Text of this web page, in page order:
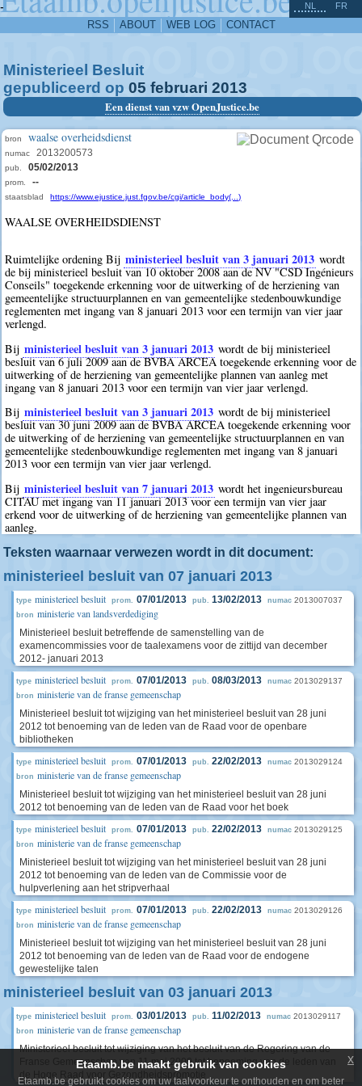
-
RSS ABOUT WEB LOG CONTACT
NL FR
Ministerieel Besluit
gepubliceerd op 05 februari 2013
Een dienst van vzw OpenJustice.be
bron waalse overheidsdienst
numac 2013200573
pub. 05/02/2013
prom. --
staatsblad https://www.ejustice.just.fgov.be/cgi/article_body(...)
WAALSE OVERHEIDSDIENST
Ruimtelijke ordening Bij ministerieel besluit van 3 januari 2013 wordt
de bij ministerieel besluit van 10 oktober 2008 aan de NV "CSD Ingénieurs
Conseils" toegekende erkenning voor de uitwerking of de herziening van
gemeentelijke structuurplannen en van gemeentelijke stedenbouwkundige
reglementen met ingang van 8 januari 2013 voor een termijn van vier jaar
verlengd.
Bij ministerieel besluit van 3 januari 2013 wordt de bij ministerieel
besluit van 6 juli 2009 aan de BVBA ARCEA toegekende erkenning voor de
uitwerking of de herziening van gemeentelijke plannen van aanleg met
ingang van 8 januari 2013 voor een termijn van vier jaar verlengd.
Bij ministerieel besluit van 3 januari 2013 wordt de bij ministerieel
besluit van 30 juni 2009 aan de BVBA ARCEA toegekende erkenning voor
de uitwerking of de herziening van gemeentelijke structuurplannen en van
gemeentelijke stedenbouwkundige reglementen met ingang van 8 januari
2013 voor een termijn van vier jaar verlengd.
Bij ministerieel besluit van 7 januari 2013 wordt het ingenieursbureau
CITAU met ingang van 11 januari 2013 voor een termijn van vier jaar
erkend voor de uitwerking of de herziening van gemeentelijke plannen van
aanleg.
Teksten waarnaar verwezen wordt in dit document:
ministerieel besluit van 07 januari 2013
type ministerieel besluit prom. 07/01/2013 pub. 13/02/2013 numac 2013007037
bron ministerie van landsverdediging
Ministerieel besluit betreffende de samenstelling van de
examencommissies voor de taalexamens voor de zittijd van december
2012- januari 2013
type ministerieel besluit prom. 07/01/2013 pub. 08/03/2013 numac 2013029137
bron ministerie van de franse gemeenschap
Ministerieel besluit tot wijziging van het ministerieel besluit van 28 juni
2012 tot benoeming van de leden van de Raad voor de openbare
bibliotheken
type ministerieel besluit prom. 07/01/2013 pub. 22/02/2013 numac 2013029124
bron ministerie van de franse gemeenschap
Ministerieel besluit tot wijziging van het ministerieel besluit van 28 juni
2012 tot benoeming van de leden van de Raad voor het boek
type ministerieel besluit prom. 07/01/2013 pub. 22/02/2013 numac 2013029125
bron ministerie van de franse gemeenschap
Ministerieel besluit tot wijziging van het ministerieel besluit van 28 juni
2012 tot benoeming van de leden van de Commissie voor de
hulpverlening aan het stripverhaal
type ministerieel besluit prom. 07/01/2013 pub. 22/02/2013 numac 2013029126
bron ministerie van de franse gemeenschap
Ministerieel besluit tot wijziging van het ministerieel besluit van 28 juni
2012 tot benoeming van de leden van de Raad voor de endogene
gewestelijke talen
ministerieel besluit van 03 januari 2013
type ministerieel besluit prom. 03/01/2013 pub. 11/02/2013 numac 2013029117
bron ministerie van de franse gemeenschap
Ministerieel besluit tot wijziging van het besluit van de Regering van de
Franse Gemeenschap van 11 mei 2009 tot benoeming van de leden van
de Hoge Raad voor Gezondheidspromotie
^
Etaamb.be maakt gebruik van cookies
Etaamb.be gebruikt cookies om uw taalvoorkeur te onthouden en om beter
x